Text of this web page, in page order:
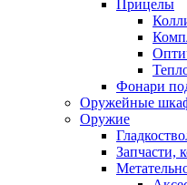
Прицелы
Фонари
Оружейные
Оружие
Запчасти,